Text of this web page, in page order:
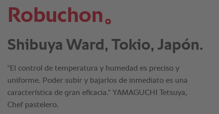
Robuchon。
Shibuya Ward, Tokio, Japón.
"El control de temperatura y humedad es preciso y
uniforme. Poder subir y bajarlos de inmediato es una
característica de gran eficacia." YAMAGUCHI Tetsuya,
Chef pastelero.